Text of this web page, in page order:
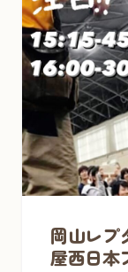
岡山レプ
屋西日本